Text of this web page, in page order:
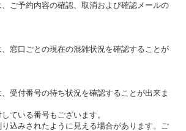
ご予約内容の確認、取消および確認メールの
窓口ごとの現在の混雑状況を確認することが
受付番号の待ち状況を確認することが出来ま
ている番号もございます。
込みされたように見える場合があります。ご